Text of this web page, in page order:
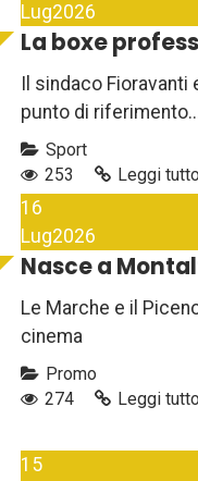
Lug2026
La boxe
Il sindaco
punto di
Sport
253
Leggi
16
Lug2026
Nasce a
Le Marche e il
cinema
Promo
274
Leggi
15